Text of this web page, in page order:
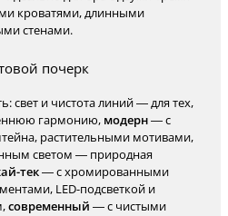
кроватями, длинными
стенами.
почерк
свет и чистота линий — для тех,
гармонию, модерн— с
растительными мотивами,
светом — природная
тек— с хромированными
LED-подсветкой и
современный — с чистыми